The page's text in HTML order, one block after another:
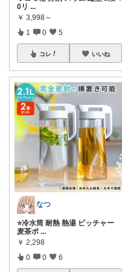
0リ ...
￥ 3,998～
1 0 5
コレ いいね
なつ
⭐️冷水筒 耐熱 熱湯 ピッチャー
麦茶ポ ...
￥ 2,298
0 0 6